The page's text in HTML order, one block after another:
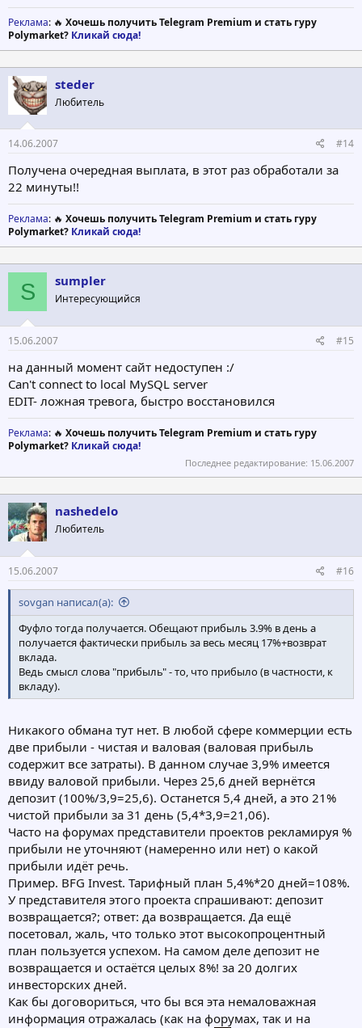
Реклама: 🔥 Хочешь получить Telegram Premium и стать гуру
Polymarket? Кликай сюда!
steder
Любитель
14.06.2007 #14
Получена очередная выплата, в этот раз обработали за
22 минуты!!
Реклама: 🔥 Хочешь получить Telegram Premium и стать гуру
Polymarket? Кликай сюда!
S sumpler
Интересующийся
15.06.2007 #15
на данный момент сайт недоступен :/
Can't connect to local MySQL server
EDIT- ложная тревога, быстро восстановился
Реклама: 🔥 Хочешь получить Telegram Premium и стать гуру
Polymarket? Кликай сюда!
Последнее редактирование: 15.06.2007
nashedelo
Любитель
15.06.2007 #16
sovgan написал(а):
Фуфло тогда получается. Обещают прибыль 3.9% в день а
получается фактически прибыль за весь месяц 17%+возврат
вклада.
Ведь смысл слова "прибыль" - то, что прибыло (в частности, к
вкладу).
Никакого обмана тут нет. В любой сфере коммерции есть
две прибыли - чистая и валовая (валовая прибыль
содержит все затраты). В данном случае 3,9% имеется
ввиду валовой прибыли. Через 25,6 дней вернётся
депозит (100%/3,9=25,6). Останется 5,4 дней, а это 21%
чистой прибыли за 31 день (5,4*3,9=21,06).
Часто на форумах представители проектов рекламируя %
прибыли не уточняют (намеренно или нет) о какой
прибыли идёт речь.
Пример. BFG Invest. Тарифный план 5,4%*20 дней=108%.
У представителя этого проекта спрашивают: депозит
возвращается?; ответ: да возвращается. Да ещё
посетовал, жаль, что только этот высокопроцентный
план пользуется успехом. На самом деле депозит не
возвращается и остаётся целых 8%! за 20 долгих
инвесторских дней.
Как бы договориться, что бы вся эта немаловажная
информация отражалась (как на форумах, так и на